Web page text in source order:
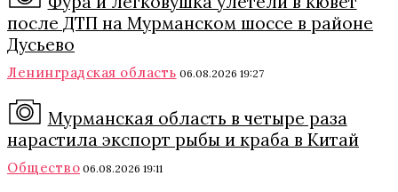
после ДТП на Мурманском шоссе в районе
Дусьево
Ленинградская область 06.08.2026 19:27
Мурманская область в четыре раза
нарастила экспорт рыбы и краба в Китай
Общество 06.08.2026 19:11